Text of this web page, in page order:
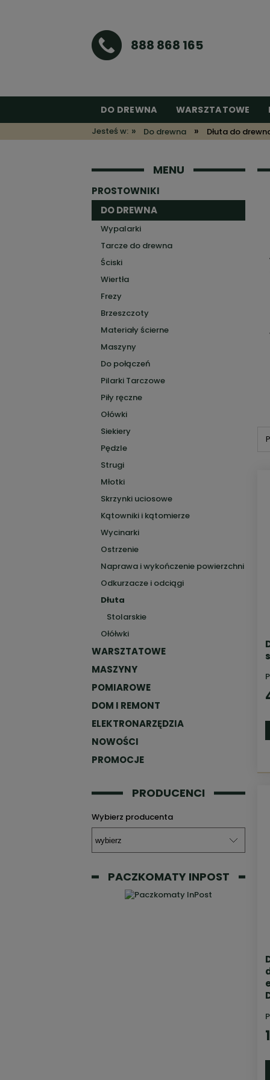
888 868 165
DO DREWNA WARSZTATOWE
Jesteś w: » Do drewna » Dłuta do
MENU
PROSTOWNIKI
DO DREWNA
Wypalarki
Tarcze do drewna
Ściski
Wiertła
Frezy
Brzeszczoty
Materiały ścierne
Maszyny
Do połączeń
Pilarki Tarczowe
Piły ręczne
Ołówki
Siekiery
Pędzle
Strugi
Młotki
Skrzynki uciosowe
Kątowniki i kątomierze
Wycinarki
Ostrzenie
Naprawa i wykończenie powierzchni
Odkurzacze i odciągi
Dłuta
Stolarskie
Ołółwki
WARSZTATOWE
MASZYNY
POMIAROWE
DOM I REMONT
ELEKTRONARZĘDZIA
NOWOŚCI
PROMOCJE
PRODUCENCI
Wybierz producenta
PACZKOMATY INPOST